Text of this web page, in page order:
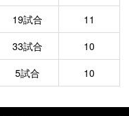
19試合
11
33試合
10
5試合 10